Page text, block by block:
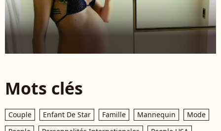
Mots clés
Couple Enfant De Star Famille Mannequin
Mode